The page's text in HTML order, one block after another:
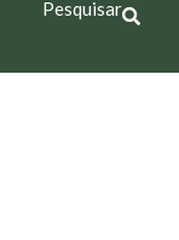
Pesquisar